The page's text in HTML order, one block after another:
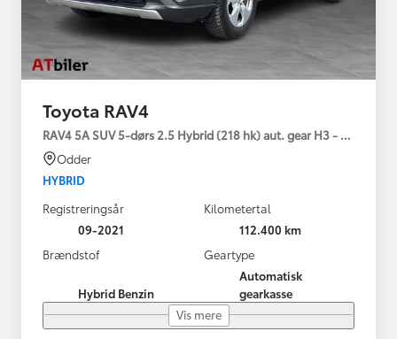
Toyota RAV4
RAV4 5A SUV 5-dørs 2.5 Hybrid (218 hk) aut. gear H3 - Comfort
Odder
HYBRID
Registreringsår
09-2021
Kilometertal
112.400 km
Brændstof
Hybrid Benzin
Geartype
Automatisk
gearkasse
Vis mere